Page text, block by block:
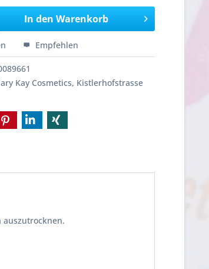
In den Warenkorb
Empfehlen
Kay Cosmetics, Kistlerhofstrasse
auszutrocknen.